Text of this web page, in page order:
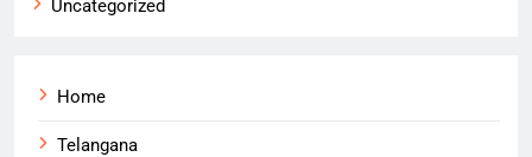
Uncategorized
Home
Telangana